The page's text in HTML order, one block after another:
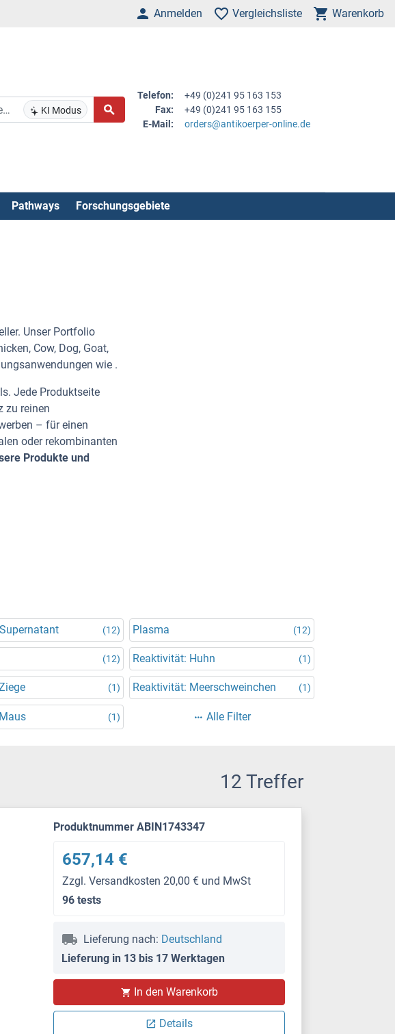
Anmelden Vergleichsliste Warenkorb
KI Modus
Telefon:
+49 (0)241 95 163 153
Fax:
+49 (0)241 95 163 155
E-Mail:
orders@antikoerper-online.de
Pathways Forschungsgebiete
Unser Portfolio
Cow, Dog, Goat,
wie .
Jede Produktseite
zu reinen
– für einen
oder rekombinanten
Produkte und
(12) Plasma (12)
(12) Reaktivität: Huhn (1)
(1) Reaktivität: Meerschweinchen (1)
(1) Alle Filter
12 Treffer
Produktnummer ABIN1743347
657,14 €
Zzgl. Versandkosten 20,00 € und MwSt
96 tests
Lieferung nach: Deutschland
Lieferung in 13 bis 17 Werktagen
In den Warenkorb
Details